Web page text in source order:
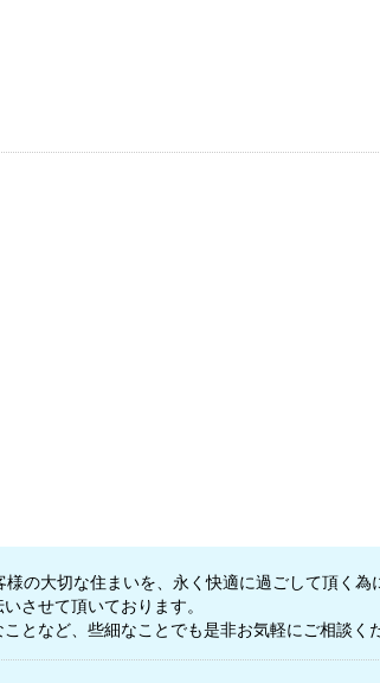
の大切な住まいを、永く快適に過ごして頂く為
させて頂いております。
となど、些細なことでも是非お気軽にご相談く